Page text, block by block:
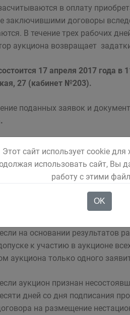
в оплату
заключившими договоры
В течение трех рабочих
аукциона возвращает
17 апреля 2017 года
27 (кабинет №203).
поданных заявок и
с аукционной
область, г. Белово, ул.
и числам с 09-00 часов до
в порядке,
30.11.2010 №530.
на основании результатов
к участию в аукционе
аукциона только одного
аукцион признан
дней со дня подписания
на размещение
Этот сайт использует cookie
использовать сайт, Вы
работу с этими
OK